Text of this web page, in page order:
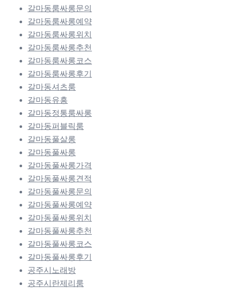
갈마동룸싸롱문의
갈마동룸싸롱예약
갈마동룸싸롱위치
갈마동룸싸롱추천
갈마동룸싸롱코스
갈마동룸싸롱후기
갈마동셔츠룸
갈마동유흥
갈마동정통룸싸롱
갈마동퍼블릭룸
갈마동풀살롱
갈마동풀싸롱
갈마동풀싸롱가격
갈마동풀싸롱견적
갈마동풀싸롱문의
갈마동풀싸롱예약
갈마동풀싸롱위치
갈마동풀싸롱추천
갈마동풀싸롱코스
갈마동풀싸롱후기
공주시노래방
공주시란제리룸